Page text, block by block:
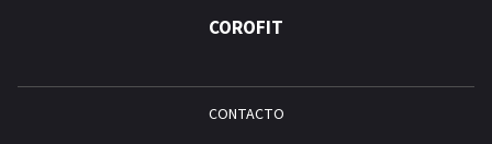
COROFIT
CONTACTO